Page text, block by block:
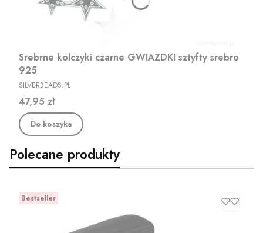
Srebrne kolczyki czarne GWIAZDKI sztyfty srebro
925
PRODUCENT
SILVERBEADS.PL
Cena
47,95 zł
Do koszyka
Polecane produkty
Bestseller